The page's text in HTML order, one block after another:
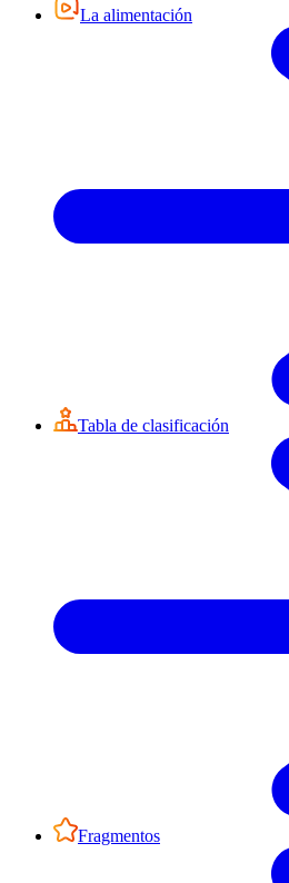
La alimentación
Tabla de clasificación
Fragmentos